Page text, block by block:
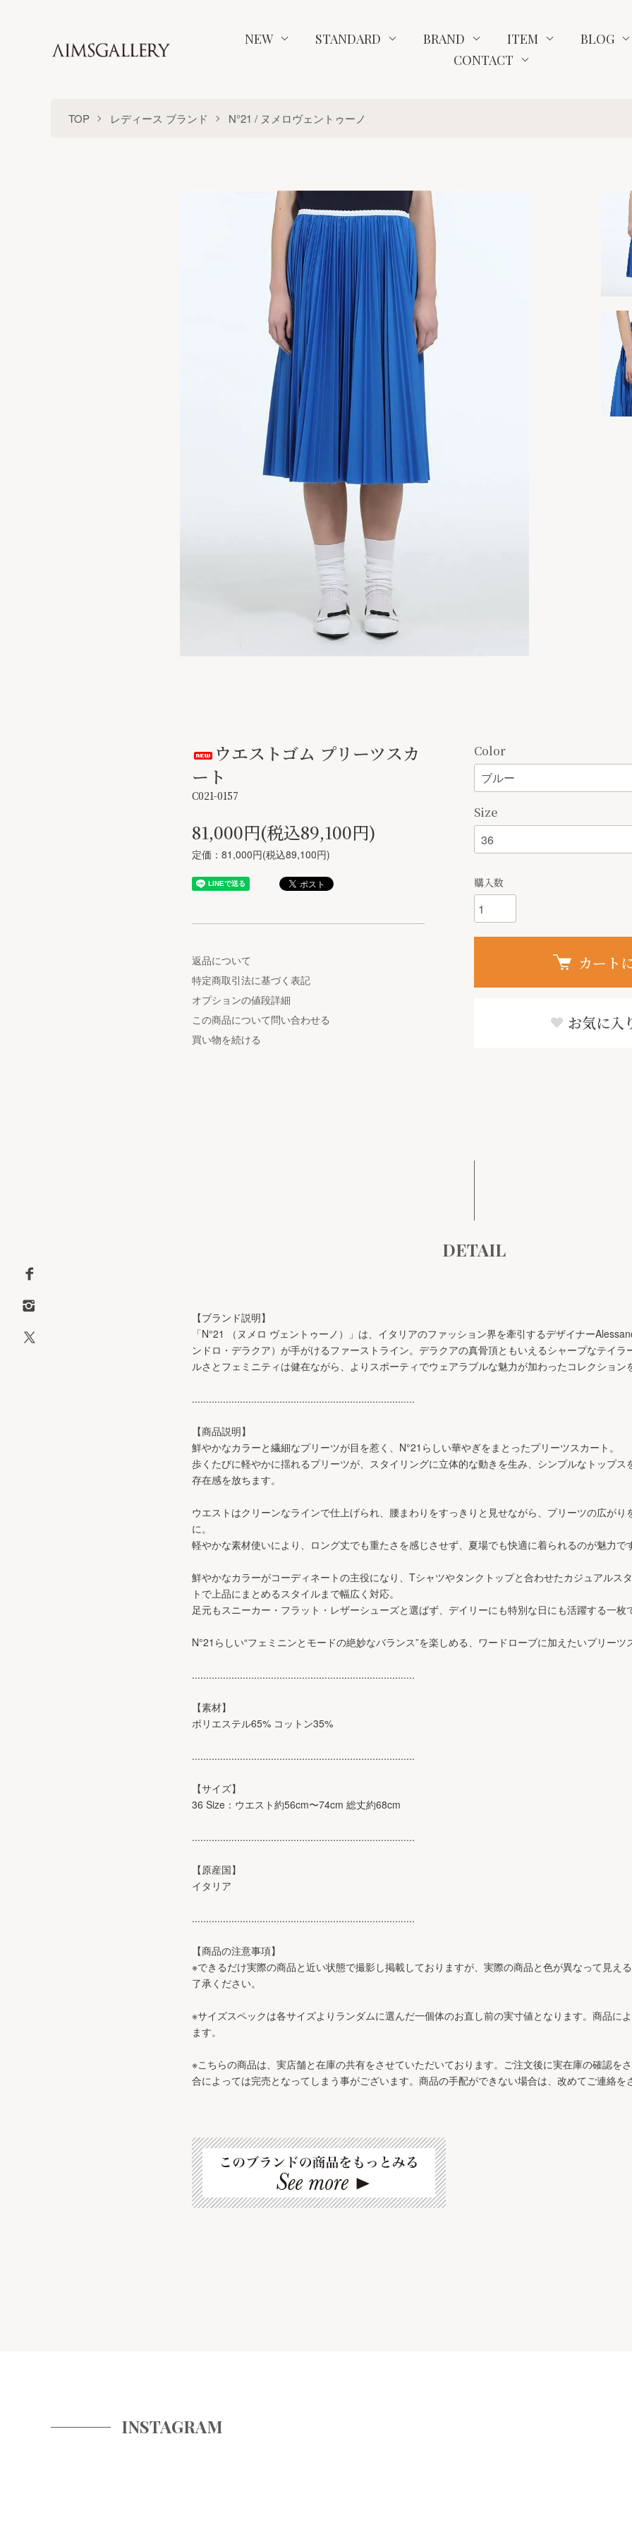
NEW STANDARD BRAND ITEM BLOG
CONTACT
TOP レディース ブランド N°21 / ヌメロヴェントゥーノ
ウエストゴム プリーツスカ
ート
C021-0157
81,000円(税込89,100円)
定価：81,000円(税込89,100円)
返品について
特定商取引法に基づく表記
オプションの値段詳細
この商品について問い合わせる
買い物を続ける
Color
Size
購入数
カート
お気に入
DETAIL
【ブランド説明】
「N°21 （ヌメロ ヴェントゥーノ）」は、イタリアのファッション界を牽引するデザイナー
ンドロ・デラクア）が手がけるファーストライン。デラクアの真骨頂ともいえるシャープなテイラ
ルさとフェミニティは健在ながら、よりスポーティでウェアラブルな魅力が加わったコレクション
...............................................................................
【商品説明】
鮮やかなカラーと繊細なプリーツが目を惹く、N°21らしい華やぎをまとったプリーツスカート。
歩くたびに軽やかに揺れるプリーツが、スタイリングに立体的な動きを生み、シンプルなトップス
存在感を放ちます。
ウエストはクリーンなラインで仕上げられ、腰まわりをすっきりと見せながら、プリーツの広がり
に。
軽やかな素材使いにより、ロング丈でも重たさを感じさせず、夏場でも快適に着られるのが魅力で
鮮やかなカラーがコーディネートの主役になり、Tシャツやタンクトップと合わせたカジュアルス
トで上品にまとめるスタイルまで幅広く対応。
足元もスニーカー・フラット・レザーシューズと選ばず、デイリーにも特別な日にも活躍する一枚
N°21らしい“フェミニンとモードの絶妙なバランス”を楽しめる、ワードローブに加えたいプリーツ
...............................................................................
【素材】
ポリエステル65% コットン35%
...............................................................................
【サイズ】
36 Size：ウエスト約56cm〜74cm 総丈約68cm
...............................................................................
【原産国】
イタリア
...............................................................................
【商品の注意事項】
※できるだけ実際の商品と近い状態で撮影し掲載しておりますが、実際の商品と色が異なって見え
了承ください。
※サイズスペックは各サイズよりランダムに選んだ一個体のお直し前の実寸値となります。商品に
ます。
※こちらの商品は、実店舗と在庫の共有をさせていただいております。ご注文後に実在庫の確認を
合によっては完売となってしまう事がございます。商品の手配ができない場合は、改めてご連絡を
INSTAGRAM